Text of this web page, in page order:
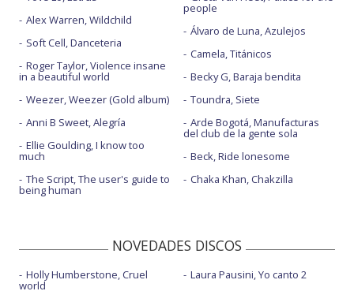
Alex Warren, Wildchild
Soft Cell, Danceteria
Roger Taylor, Violence insane
in a beautiful world
Weezer, Weezer (Gold album)
Anni B Sweet, Alegría
Ellie Goulding, I know too
much
The Script, The user's guide to
being human
people
Álvaro de Luna, Azulejos
Camela, Titánicos
Becky G, Baraja bendita
Toundra, Siete
Arde Bogotá, Manufacturas
del club de la gente sola
Beck, Ride lonesome
Chaka Khan, Chakzilla
NOVEDADES DISCOS
Holly Humberstone, Cruel
world
Laura Pausini, Yo canto 2